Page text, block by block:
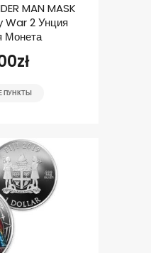
MAN MASK
2 Унция
Монета
zł
ПУНКТЫ